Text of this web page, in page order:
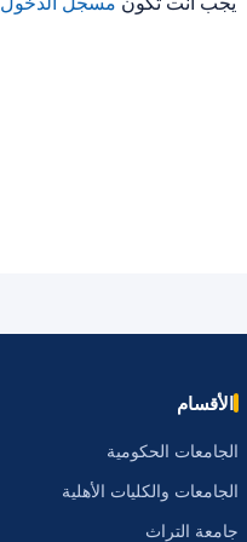
الأقسام
الجامعات الحكومية
الجامعات والكليات الأهلية
جامعة التراث